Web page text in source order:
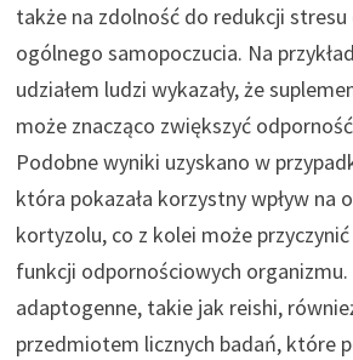
także na zdolność do redukcji
ogólnego samopoczucia. Na
udziałem ludzi wykazały, że
może znacząco zwiększyć
Podobne wyniki uzyskano w
która pokazała korzystny wpływ na
kortyzolu, co z kolei może
funkcji odpornościowych organizmu.
adaptogenne, takie jak reishi,
przedmiotem licznych badań, które